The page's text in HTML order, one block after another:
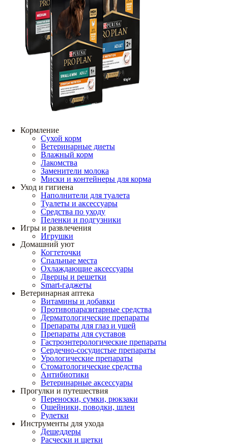
Кормление
Сухой корм
Ветеринарные диеты
Влажный корм
Лакомства
Заменители молока
Миски и контейнеры для корма
Уход и гигиена
Наполнители для туалета
Туалеты и аксессуары
Средства по уходу
Пеленки и подгузники
Игры и развлечения
Игрушки
Домашний уют
Когтеточки
Спальные места
Охлаждающие аксессуары
Дверцы и решетки
Smart-гаджеты
Ветеринарная аптека
Витамины и добавки
Противопаразитарные средства
Дерматологические препараты
Препараты для глаз и ушей
Препараты для суставов
Гастроэнтерологические препараты
Сердечно-сосудистые препараты
Урологические препараты
Стоматологические средства
Антибиотики
Ветеринарные аксессуары
Прогулки и путешествия
Переноски, сумки, рюкзаки
Ошейники, поводки, шлеи
Рулетки
Инструменты для ухода
Дешеддеры
Расчески и щетки